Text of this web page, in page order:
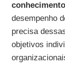
desempenho
precisa
objetivos